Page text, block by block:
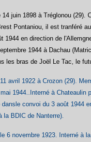
juin 1898 à Tréglonou (29).
Pontaniou, il est tranféré
1944 en direction de
1944 à Dachau
les bras de Joël Le Tac, le
avril 1922 à Crozon (29).
1944..Interné à
convoi du 3 août 1944
BDIC de Nanterre).
6 novembre 1923. Interné à